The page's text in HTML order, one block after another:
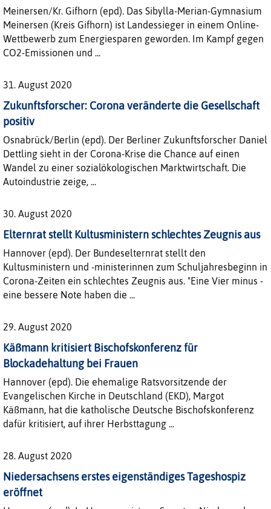
Meinersen/Kr. Gifhorn (epd). Das Sibylla-Merian-Gymnasium
Meinersen (Kreis Gifhorn) ist Landessieger in einem Online-
Wettbewerb zum Energiesparen geworden. Im Kampf gegen
CO2-Emissionen und ...
31. August 2020
Zukunftsforscher: Corona veränderte die Gesellschaft
positiv
Osnabrück/Berlin (epd). Der Berliner Zukunftsforscher Daniel
Dettling sieht in der Corona-Krise die Chance auf einen
Wandel zu einer sozialökologischen Marktwirtschaft. Die
Autoindustrie zeige, ...
30. August 2020
Elternrat stellt Kultusministern schlechtes Zeugnis aus
Hannover (epd). Der Bundeselternrat stellt den
Kultusministern und -ministerinnen zum Schuljahresbeginn in
Corona-Zeiten ein schlechtes Zeugnis aus. "Eine Vier minus -
eine bessere Note haben die ...
29. August 2020
Käßmann kritisiert Bischofskonferenz für
Blockadehaltung bei Frauen
Hannover (epd). Die ehemalige Ratsvorsitzende der
Evangelischen Kirche in Deutschland (EKD), Margot
Käßmann, hat die katholische Deutsche Bischofskonferenz
dafür kritisiert, auf ihrer Herbsttagung ...
28. August 2020
Niedersachsens erstes eigenständiges Tageshospiz
eröffnet